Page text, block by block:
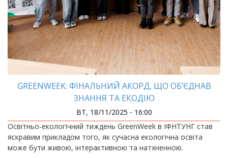
GREENWEEK: ФІНАЛЬНИЙ АКОРД, ЩО ОБ’ЄДНАВ
ЗНАННЯ ТА ЕКОДІЮ
ВТ, 18/11/2025 - 16:00
Освітньо-екологічний тиждень GreenWeek в ІФНТУНГ став
яскравим прикладом того, як сучасна екологічна освіта
може бути живою, інтерактивною та натхненною.